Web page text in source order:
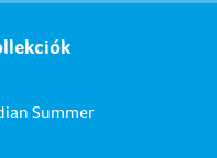
Summer